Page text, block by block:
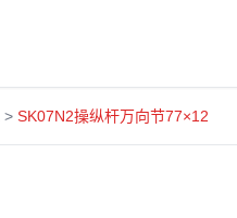
> SK07N2操纵杆万向节77×12